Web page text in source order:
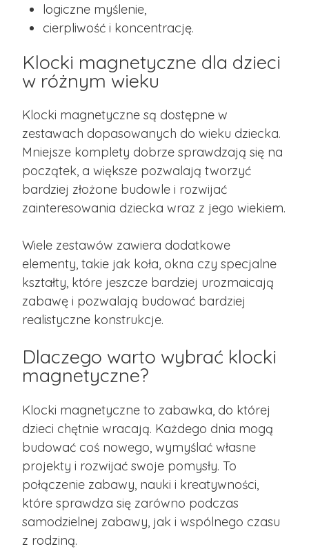
logiczne myślenie,
cierpliwość i koncentrację.
Klocki magnetyczne dla dzieci
w różnym wieku
Klocki magnetyczne są dostępne w
zestawach dopasowanych do wieku dziecka.
Mniejsze komplety dobrze sprawdzają się na
początek, a większe pozwalają tworzyć
bardziej złożone budowle i rozwijać
zainteresowania dziecka wraz z jego wiekiem.
Wiele zestawów zawiera dodatkowe
elementy, takie jak koła, okna czy specjalne
kształty, które jeszcze bardziej urozmaicają
zabawę i pozwalają budować bardziej
realistyczne konstrukcje.
Dlaczego warto wybrać klocki
magnetyczne?
Klocki magnetyczne to zabawka, do której
dzieci chętnie wracają. Każdego dnia mogą
budować coś nowego, wymyślać własne
projekty i rozwijać swoje pomysły. To
połączenie zabawy, nauki i kreatywności,
które sprawdza się zarówno podczas
samodzielnej zabawy, jak i wspólnego czasu
z rodziną.